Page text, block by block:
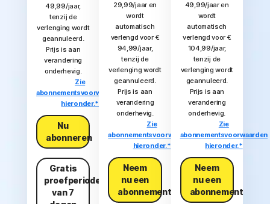
49,99/jaar,
tenzij de
verlenging wordt
geannuleerd.
Prijs is aan
verandering
onderhevig.
Zie
abonnementsvoorwaarden
hieronder.*
Nu
abonneren
Gratis
proefperiode
van 7
29,99/jaar en
wordt
automatisch
verlengd voor €
94,99/jaar,
tenzij de
verlenging wordt
geannuleerd.
Prijs is aan
verandering
onderhevig.
Zie
abonnementsvoorwaarden
hieronder.*
Neem
nu een
abonnement
49,99/jaar en
wordt
automatisch
verlengd voor €
104,99/jaar,
tenzij de
verlenging wordt
geannuleerd.
Prijs is aan
verandering
onderhevig.
Zie
abonnementsvoorwaarden
hieronder.*
Neem
nu een
abonnement